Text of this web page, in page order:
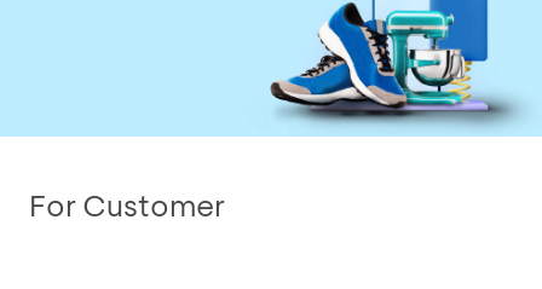
For Customer